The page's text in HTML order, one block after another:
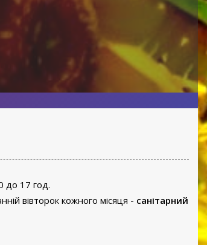
до 17 год.
вівторок кожного місяця - санітарний